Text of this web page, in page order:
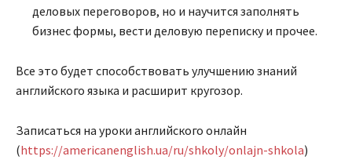
деловых переговоров, но и научится заполнять
бизнес формы, вести деловую переписку и прочее.
Все это будет способствовать улучшению знаний
английского языка и расширит кругозор.
Записаться на уроки английского онлайн
(https://americanenglish.ua/ru/shkoly/onlajn-shkola)